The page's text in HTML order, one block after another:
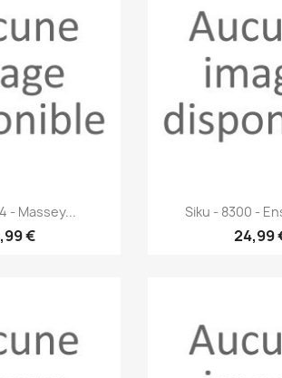
rapide
- Massey...
€
Aperçu
Siku - 8300 -
24,99